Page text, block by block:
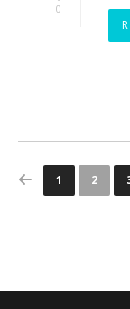
0
1 2